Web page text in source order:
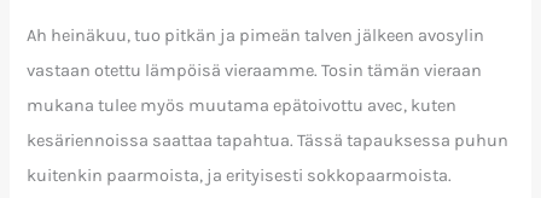
Ah heinäkuu, tuo pitkän ja pimeän talven jälkeen avosylin
vastaan otettu lämpöisä vieraamme. Tosin tämän vieraan
mukana tulee myös muutama epätoivottu avec, kuten
kesäriennoissa saattaa tapahtua. Tässä tapauksessa puhun
kuitenkin paarmoista, ja erityisesti sokkopaarmoista.